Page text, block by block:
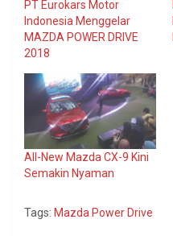
PT Eurokars Motor
Indonesia Menggelar
MAZDA POWER DRIVE
2018
All-New Mazda CX-9 Kini
Semakin Nyaman
Tags: Mazda Power Drive